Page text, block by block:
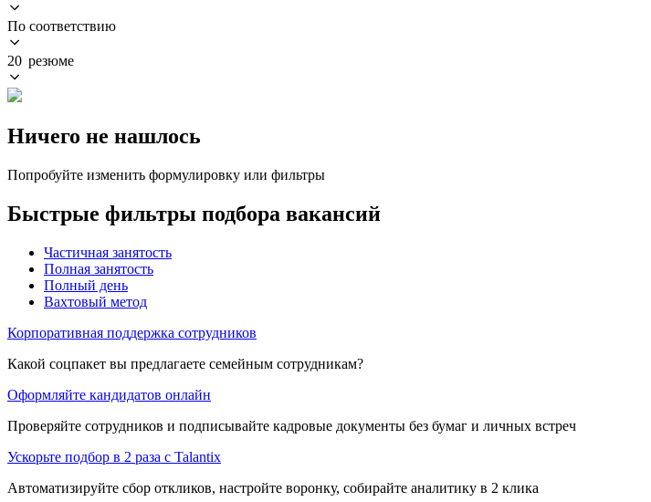
По соответствию
20 резюме
Ничего не нашлось
Попробуйте изменить формулировку или фильтры
Быстрые фильтры подбора вакансий
Частичная занятость
Полная занятость
Полный день
Вахтовый метод
Корпоративная поддержка сотрудников
Какой соцпакет вы предлагаете семейным сотрудникам?
Оформляйте кандидатов онлайн
Проверяйте сотрудников и подписывайте кадровые документы без бумаг и личных встреч
Ускорьте подбор в 2 раза с Talantix
Автоматизируйте сбор откликов, настройте воронку, собирайте аналитику в 2 клика